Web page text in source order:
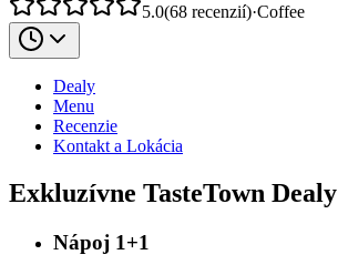
5.0(68 recenzií)·Coffee
Dealy
Menu
Recenzie
Kontakt a Lokácia
Exkluzívne TasteTown Dealy
Nápoj 1+1